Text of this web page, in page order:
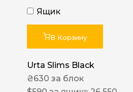
Ящик
В Корзину
Urta Slims Black
₴630 за блок